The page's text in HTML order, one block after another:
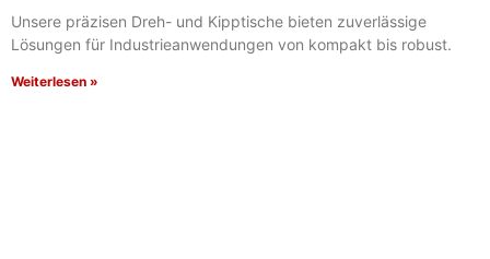
Unsere präzisen Dreh- und Kipptische bieten zuverlässige
Lösungen für Industrieanwendungen von kompakt bis robust.
Weiterlesen »